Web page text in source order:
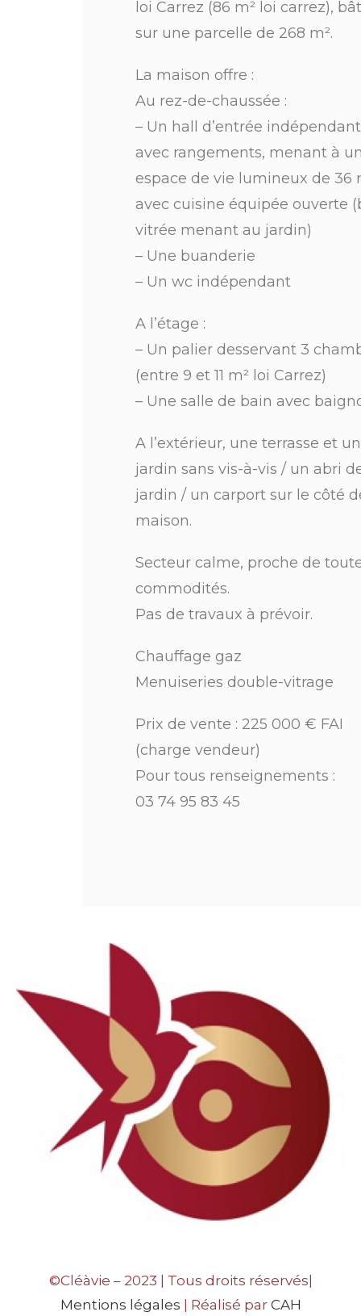
loi Carrez (86 m² loi carrez),
sur une parcelle de 268 m².
La maison offre :
Au rez-de-chaussée :
– Un hall d’entrée indépendant
avec rangements, menant à
espace de vie lumineux de 36
avec cuisine équipée ouverte
vitrée menant au jardin)
– Une buanderie
– Un wc indépendant
A l’étage :
– Un palier desservant 3
(entre 9 et 11 m² loi Carrez)
– Une salle de bain avec
A l’extérieur, une terrasse et un
jardin sans vis-à-vis / un abri
jardin / un carport sur le côté
maison.
Secteur calme, proche de
commodités.
Pas de travaux à prévoir.
Chauffage gaz
Menuiseries double-vitrage
Prix de vente : 225 000 € FAI
(charge vendeur)
Pour tous renseignements :
03 74 95 83 45
©Cléàvie – 2023 | Tous droits réservés|
Mentions légales | Réalisé par CAH